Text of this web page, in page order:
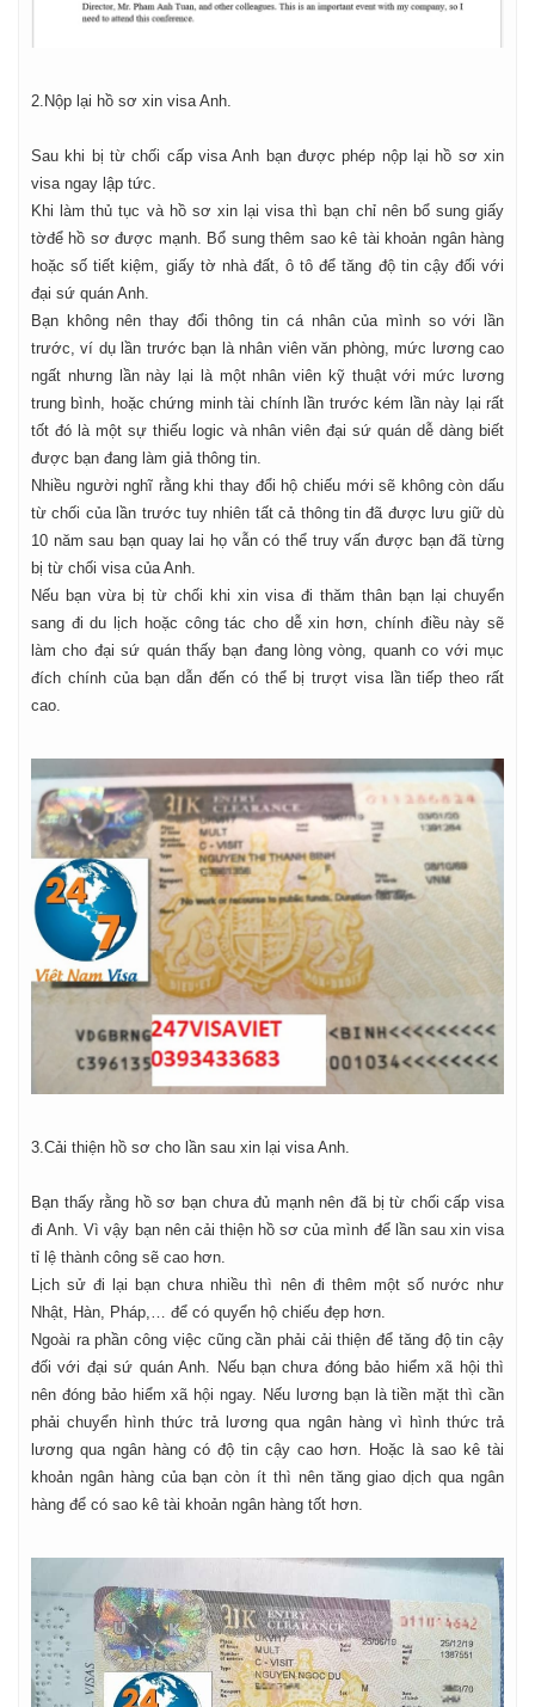
2.Nộp lại hồ sơ xin visa Anh.
Sau khi bị từ chối cấp visa Anh bạn được phép nộp lại hồ sơ xin
visa ngay lập tức.
Khi làm thủ tục và hồ sơ xin lại visa thì bạn chỉ nên bổ sung giấy
tờđể hồ sơ được mạnh. Bổ sung thêm sao kê tài khoản ngân hàng
hoặc số tiết kiệm, giấy tờ nhà đất, ô tô để tăng độ tin cậy đối với
đại sứ quán Anh.
Bạn không nên thay đổi thông tin cá nhân của mình so với lần
trước, ví dụ lần trước bạn là nhân viên văn phòng, mức lương cao
ngất nhưng lần này lại là một nhân viên kỹ thuật với mức lương
trung bình, hoặc chứng minh tài chính lần trước kém lần này lại rất
tốt đó là một sự thiếu logic và nhân viên đại sứ quán dễ dàng biết
được bạn đang làm giả thông tin.
Nhiều người nghĩ rằng khi thay đổi hộ chiếu mới sẽ không còn dấu
từ chối của lần trước tuy nhiên tất cả thông tin đã được lưu giữ dù
10 năm sau bạn quay lai họ vẫn có thể truy vấn được bạn đã từng
bị từ chối visa của Anh.
Nếu bạn vừa bị từ chối khi xin visa đi thăm thân bạn lại chuyển
sang đi du lịch hoặc công tác cho dễ xin hơn, chính điều này sẽ
làm cho đại sứ quán thấy bạn đang lòng vòng, quanh co với mục
đích chính của bạn dẫn đến có thể bị trượt visa lần tiếp theo rất
cao.
3.Cải thiện hồ sơ cho lần sau xin lại visa Anh.
Bạn thấy rằng hồ sơ bạn chưa đủ mạnh nên đã bị từ chối cấp visa
đi Anh. Vì vậy bạn nên cải thiện hồ sơ của mình để lần sau xin visa
tỉ lệ thành công sẽ cao hơn.
Lịch sử đi lại bạn chưa nhiều thì nên đi thêm một số nước như
Nhật, Hàn, Pháp,… để có quyển hộ chiếu đẹp hơn.
Ngoài ra phần công việc cũng cần phải cải thiện để tăng độ tin cậy
đối với đại sứ quán Anh. Nếu bạn chưa đóng bảo hiểm xã hội thì
nên đóng bảo hiểm xã hội ngay. Nếu lương bạn là tiền mặt thì cần
phải chuyển hình thức trả lương qua ngân hàng vì hình thức trả
lương qua ngân hàng có độ tin cậy cao hơn. Hoặc là sao kê tài
khoản ngân hàng của bạn còn ít thì nên tăng giao dịch qua ngân
hàng để có sao kê tài khoản ngân hàng tốt hơn.